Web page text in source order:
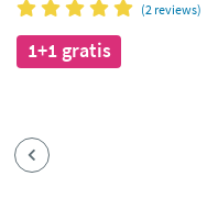
(2 reviews)
1+1 gratis